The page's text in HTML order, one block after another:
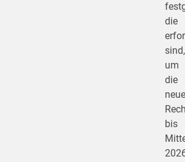
die
sind,
um
die
bis